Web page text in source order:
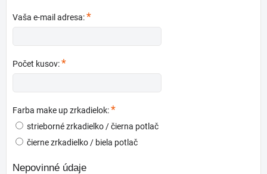
Vaša e-mail adresa:*
Počet kusov:*
Farba make up zrkadielok:*
strieborné zrkadielko / čierna potlač
čierne zrkadielko / biela potlač
Nepovinné údaje